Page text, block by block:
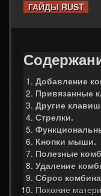
ГАЙДЫ RUST
Добавление
Привязанные
Другие
Стрелки.
Кнопки мыши.
Полезные
Удаление
Сброс
Похожие